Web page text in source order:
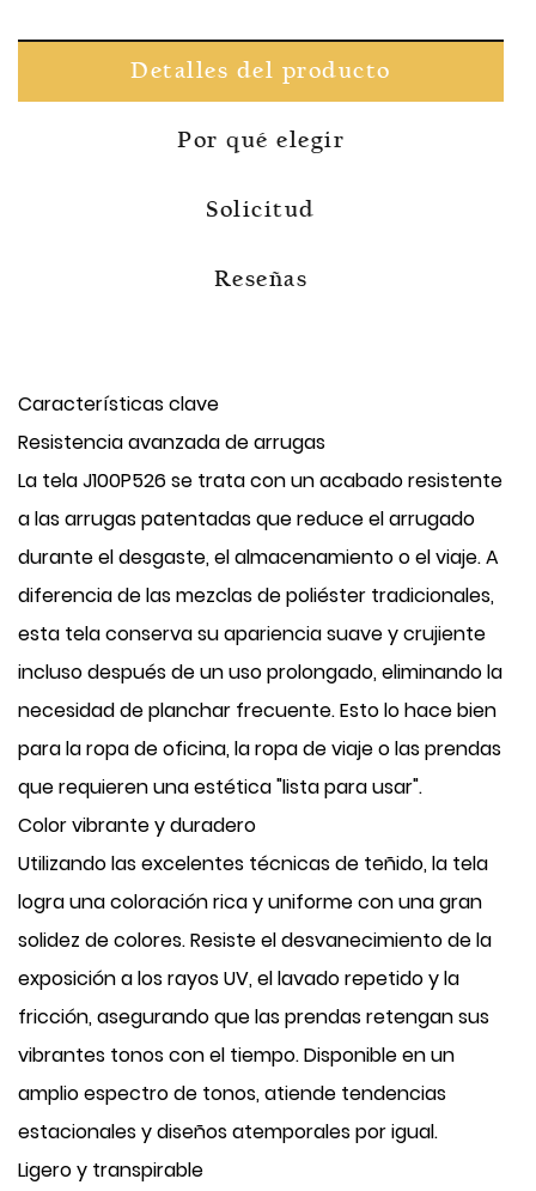
Detalles del producto
Por qué elegir
Solicitud
Reseñas
Características clave
Resistencia avanzada de arrugas
La tela J100P526 se trata con un acabado resistente
a las arrugas patentadas que reduce el arrugado
durante el desgaste, el almacenamiento o el viaje. A
diferencia de las mezclas de poliéster tradicionales,
esta tela conserva su apariencia suave y crujiente
incluso después de un uso prolongado, eliminando la
necesidad de planchar frecuente. Esto lo hace bien
para la ropa de oficina, la ropa de viaje o las prendas
que requieren una estética "lista para usar".
Color vibrante y duradero
Utilizando las excelentes técnicas de teñido, la tela
logra una coloración rica y uniforme con una gran
solidez de colores. Resiste el desvanecimiento de la
exposición a los rayos UV, el lavado repetido y la
fricción, asegurando que las prendas retengan sus
vibrantes tonos con el tiempo. Disponible en un
amplio espectro de tonos, atiende tendencias
estacionales y diseños atemporales por igual.
Ligero y transpirable